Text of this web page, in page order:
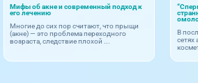
Мифы об акне и современный подход к
его лечению
Многие до сих пор считают, что прыщи
(акне) — это проблема переходного
возраста, следствие плохой ...
В
сетях